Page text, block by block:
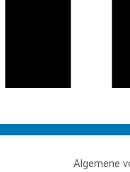
Algemene